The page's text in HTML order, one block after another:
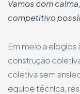
Vamos com
competitivo
Em meio a elogios
construção
coletiva sem
equipe técnica,